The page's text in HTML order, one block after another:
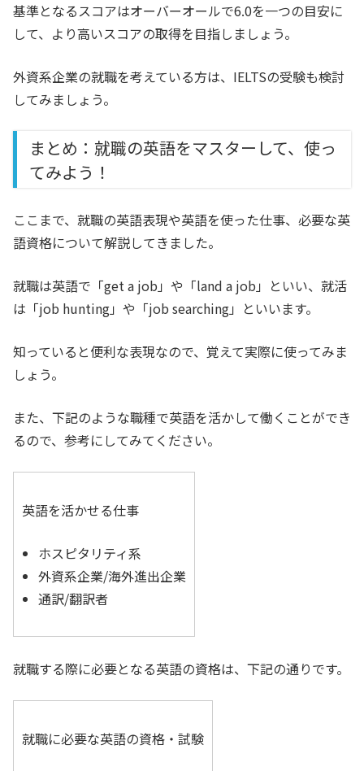
基準となるスコアはオーバーオールで6.0を一つの目安に
して、より高いスコアの取得を目指しましょう。
外資系企業の就職を考えている方は、IELTSの受験も検討
してみましょう。
まとめ：就職の英語をマスターして、使っ
てみよう！
ここまで、就職の英語表現や英語を使った仕事、必要な英
語資格について解説してきました。
就職は英語で「get a job」や「land a job」といい、就活
は「job hunting」や「job searching」といいます。
知っていると便利な表現なので、覚えて実際に使ってみま
しょう。
また、下記のような職種で英語を活かして働くことができ
るので、参考にしてみてください。
英語を活かせる仕事
ホスピタリティ系
外資系企業/海外進出企業
通訳/翻訳者
就職する際に必要となる英語の資格は、下記の通りです。
就職に必要な英語の資格・試験